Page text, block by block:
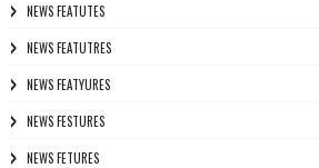
NEWS FEATUTES
NEWS FEATUTRES
NEWS FEATYURES
NEWS FESTURES
NEWS FETURES